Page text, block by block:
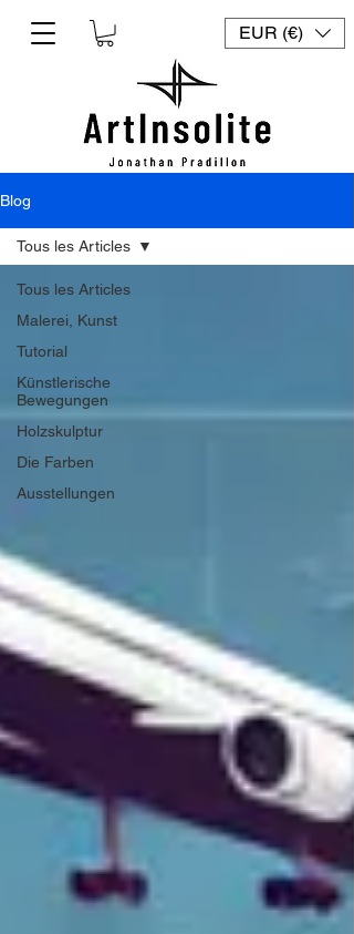
EUR (€)
Blog
Tous les Articles
Malerei, Kunst
Tutorial
Künstlerische
Bewegungen
Holzskulptur
Die Farben
Ausstellungen
Tous les Articles